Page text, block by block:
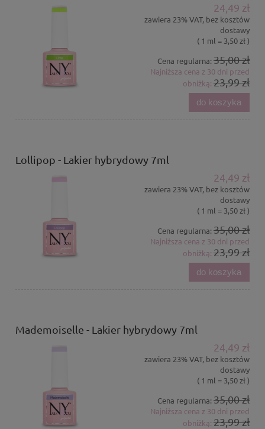
24,49 zł
zawiera 23% VAT, bez kosztów
dostawy
( 1 ml = 3,50 zł )
Cena regularna: 35,00 zł
Najniższa cena z 30 dni przed
obniżką: 23,99 zł
do koszyka
Lollipop - Lakier hybrydowy 7ml
24,49 zł
zawiera 23% VAT, bez kosztów
dostawy
( 1 ml = 3,50 zł )
Cena regularna: 35,00 zł
Najniższa cena z 30 dni przed
obniżką: 23,99 zł
do koszyka
Mademoiselle - Lakier hybrydowy 7ml
24,49 zł
zawiera 23% VAT, bez kosztów
dostawy
( 1 ml = 3,50 zł )
Cena regularna: 35,00 zł
Najniższa cena z 30 dni przed
obniżką: 23,99 zł